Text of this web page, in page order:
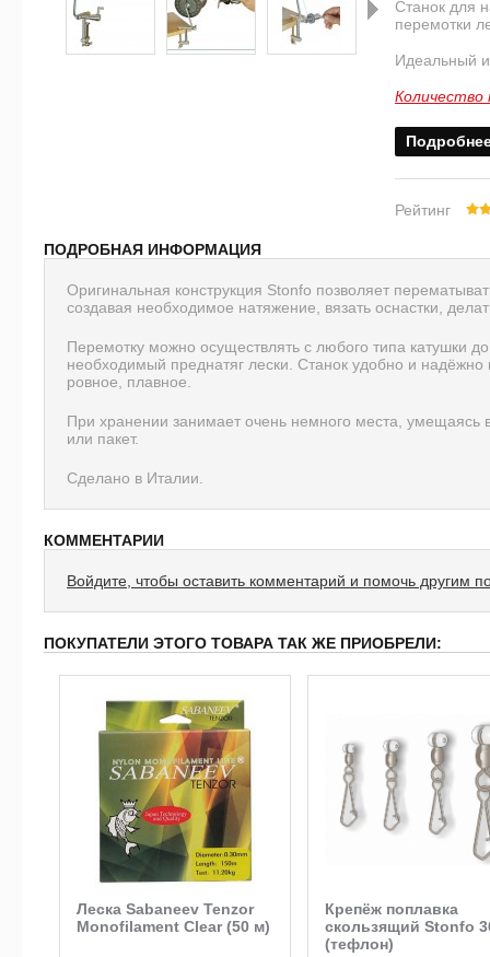
Далее
Станок для
перемотки
Идеальный
Количество
Рейтинг
ПОДРОБНАЯ ИНФОРМАЦИЯ
Оригинальная конструкция Stonfo позволяет
создавая необходимое натяжение, вязать оснастки,
Перемотку можно осуществлять с любого типа катушки
необходимый преднатяг лески. Станок удобно и надёжно
ровное, плавное.
При хранении занимает очень немного места,
или пакет.
Сделано в Италии.
КОММЕНТАРИИ
Войдите, чтобы оставить комментарий и помочь другим
ПОКУПАТЕЛИ ЭТОГО ТОВАРА ТАК ЖЕ ПРИОБРЕЛИ:
Леска Sabaneev Tenzor
Monofilament Clear (50 м)
Крепёж поплавка
скользящий Stonfo
(тефлон)